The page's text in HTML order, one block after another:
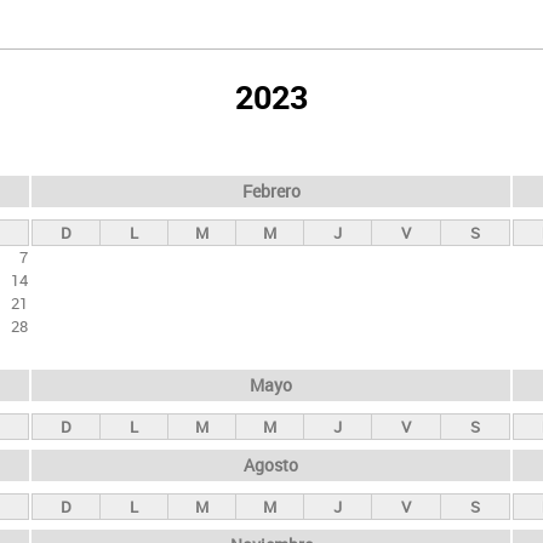
2023
7
14
21
28
Febrero
D L M M J V S
Mayo
D L M M J V S
Agosto
D L M M J V S